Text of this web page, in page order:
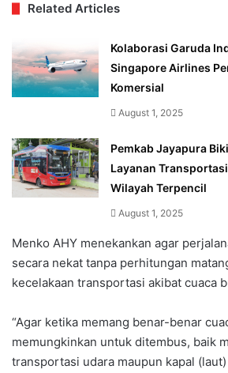
Related Articles
Kolaborasi Garuda
Singapore Airlines
Komersial
August 1, 2025
Pemkab Jayapura
Layanan
Wilayah Terpencil
August 1, 2025
Menko AHY menekankan agar
secara nekat tanpa perhitungan
kecelakaan transportasi akibat cuaca
“Agar ketika memang benar-benar
memungkinkan untuk ditembus, baik
transportasi udara maupun kapal